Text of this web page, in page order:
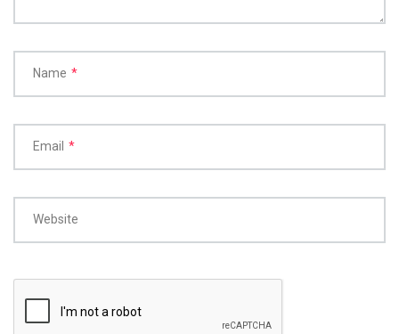
Name *
Email *
Website